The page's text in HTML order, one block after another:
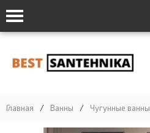
Главная / Ванны / Чугунные ванны